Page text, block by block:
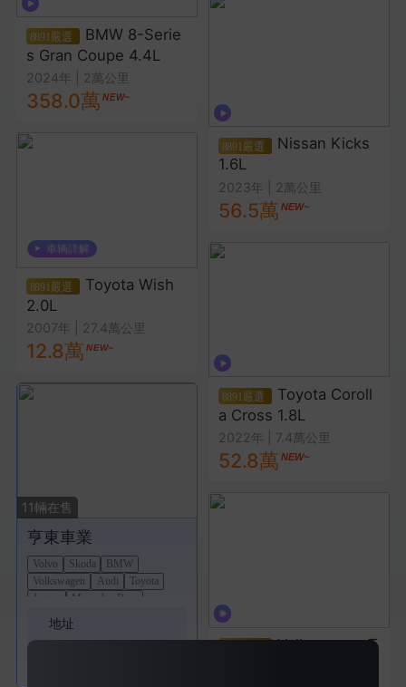
BMW 8-Serie
s Gran Coupe 4.4L
2024年 2萬公里
358.0萬
Toyota Wish
2.0L
2007年 27.4萬公里
12.8萬
11輛在售
亨東車業
Volvo Skoda
BMW
Volkswagen
Audi
Toyota
Jaguar
Mercedes-Benz
Maserati
地址
Nissan Kicks
1.6L
2023年 2萬公里
56.5萬
Toyota Coroll
a Cross 1.8L
2022年 7.4萬公里
52.8萬
Volkswagen T